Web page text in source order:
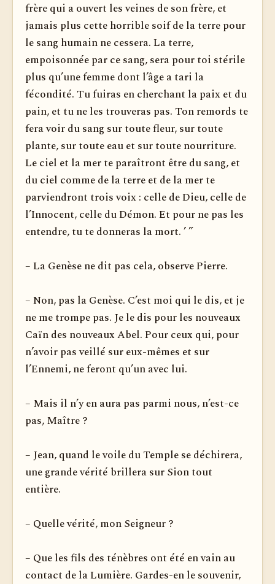
frère qui a ouvert les veines de son frère, et
jamais plus cette horrible soif de la terre pour
le sang humain ne cessera. La terre,
empoisonnée par ce sang, sera pour toi stérile
plus qu’une femme dont l’âge a tari la
fécondité. Tu fuiras en cherchant la paix et du
pain, et tu ne les trouveras pas. Ton remords te
fera voir du sang sur toute fleur, sur toute
plante, sur toute eau et sur toute nourriture.
Le ciel et la mer te paraîtront être du sang, et
du ciel comme de la terre et de la mer te
parviendront trois voix : celle de Dieu, celle de
l’Innocent, celle du Démon. Et pour ne pas les
entendre, tu te donneras la mort. ’ ”
– La Genèse ne dit pas cela, observe Pierre.
– Non, pas la Genèse. C’est moi qui le dis, et je
ne me trompe pas. Je le dis pour les nouveaux
Caïn des nouveaux Abel. Pour ceux qui, pour
n’avoir pas veillé sur eux-mêmes et sur
l’Ennemi, ne feront qu’un avec lui.
– Mais il n’y en aura pas parmi nous, n’est-ce
pas, Maître ?
– Jean, quand le voile du Temple se déchirera,
une grande vérité brillera sur Sion tout
entière.
– Quelle vérité, mon Seigneur ?
– Que les fils des ténèbres ont été en vain au
contact de la Lumière. Gardes-en le souvenir,